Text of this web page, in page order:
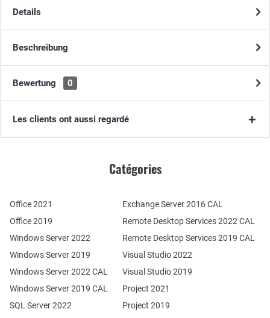
Details
Beschreibung
Bewertung 0
Les clients ont aussi regardé
Catégories
Office 2021
Office 2019
Windows Server 2022
Windows Server 2019
SQL Server 2022
Windows Server 2022 CAL
Windows Server 2019 CAL
Remote Desktop Services 2022 CAL
Remote Desktop Services 2019 CAL
Exchange Server 2016 CAL
Visual Studio 2022
Visual Studio 2019
Project 2021
Project 2019